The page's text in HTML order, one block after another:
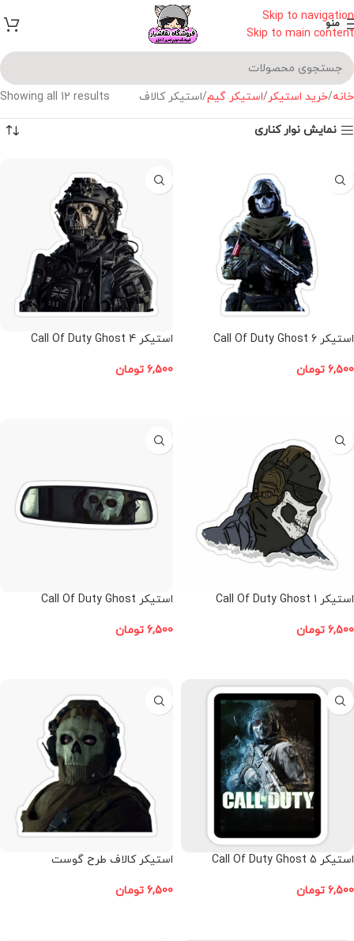
Skip to navigation
Skip to main content
منو
خانه خرید استیکر استیکر گیم استیکر کالاف Showing all 12 results
نمایش نوار کناری
استیکر Call Of Duty Ghost 6
6,500 تومان
استیکر Call Of Duty Ghost 4
6,500 تومان
استیکر Call Of Duty Ghost 1
6,500 تومان
استیکر Call Of Duty Ghost
6,500 تومان
استیکر Call Of Duty Ghost 5
6,500 تومان
استیکر کالاف طرح گوست
6,500 تومان